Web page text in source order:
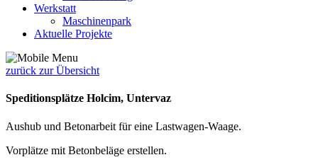
Werkstatt
Maschinenpark
Aktuelle Projekte
zurück zur Übersicht
Speditionsplätze Holcim, Untervaz
Aushub und Betonarbeit für eine Lastwagen-Waage.
Vorplätze mit Betonbeläge erstellen.